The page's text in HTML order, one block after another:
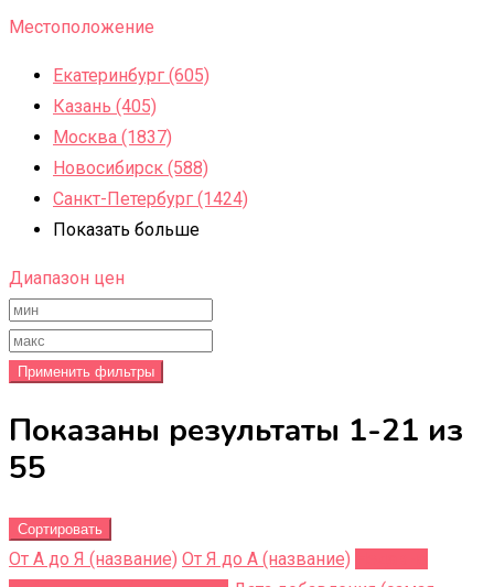
Местоположение
Екатеринбург (605)
Казань (405)
Москва (1837)
Новосибирск (588)
Санкт-Петербург (1424)
Показать больше
Диапазон цен
Применить фильтры
Показаны результаты 1-21 из
55
Сортировать
От А до Я (название) От Я до A (название)